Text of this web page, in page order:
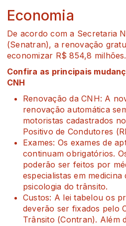
Economia
De acordo com a Secretaria
(Senatran), a renovação
economizar R$ 854,8 milhões.
Confira as principais
CNH
Renovação da CNH: A
renovação automática
motoristas cadastrados
Positivo de Condutores
Exames: Os exames de
continuam obrigatórios.
poderão ser feitos por
especialistas em
psicologia do trânsito.
Custos: A lei tabelou os
deverão ser fixados pelo
Trânsito (Contran). Além